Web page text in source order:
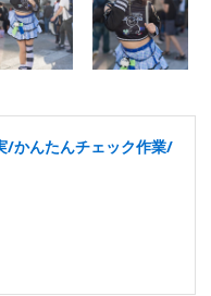
/かんたんチェック作業/